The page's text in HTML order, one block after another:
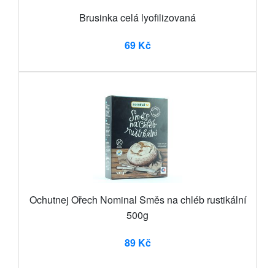
Brusinka celá lyofilizovaná
69 Kč
Ochutnej Ořech Nominal Směs na chléb rustikální
500g
89 Kč